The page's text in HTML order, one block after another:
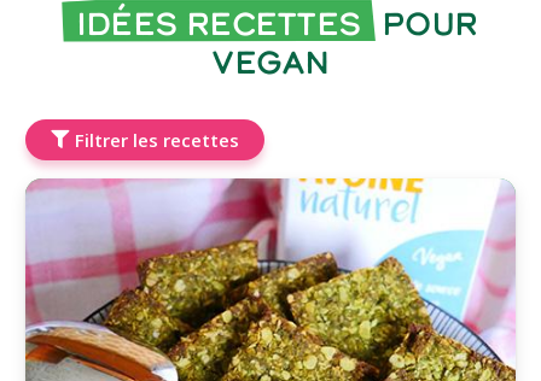
Idées recettes pour
Vegan
Filtrer les recettes